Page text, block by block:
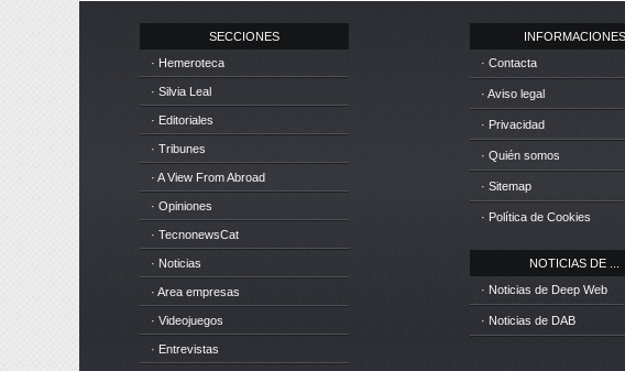
SECCIONES
· Hemeroteca
· Silvia Leal
· Editoriales
· Tribunes
· A View From Abroad
· Opiniones
· TecnonewsCat
· Noticias
· Area empresas
· Videojuegos
· Entrevistas
INFORMACIONES
· Contacta
· Aviso legal
· Privacidad
· Quién somos
· Sitemap
· Política de Cookies
NOTICIAS DE ...
· Noticias de Deep Web
· Noticias de DAB